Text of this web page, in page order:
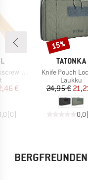
Opener
hinta
€
(0)
MERKKI
TATONKA
Tuote
Knife Pouch
Laukku
Hinta
24,95 €
0,0(
Alennus
15%